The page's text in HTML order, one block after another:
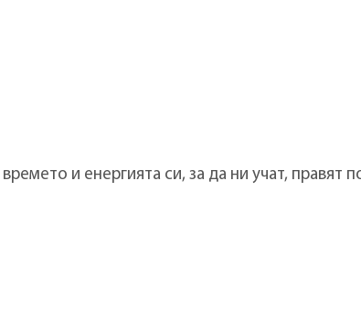
и енергията си, за да ни учат, правят